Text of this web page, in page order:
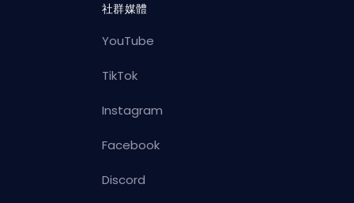
社群媒體
YouTube
TikTok
Instagram
Facebook
Discord